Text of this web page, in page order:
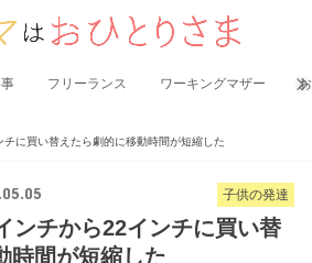
フリーランス ワーキングマザー
に買い替えたら劇的に移動時間が短縮した
子供の発達
ンチから22インチに買い替
時間が短縮した